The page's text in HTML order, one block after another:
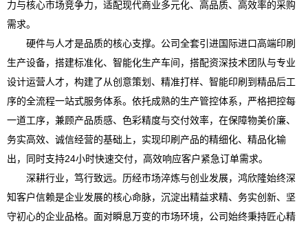
力与核心市场竞争力，适配现代商业多元化、高品质、高效率的采购
需求。
硬件与人才是品质的核心支撑。公司全套引进国际进口高端印刷
生产设备，搭建标准化、智能化生产车间，搭配资深技术团队与专业
设计运营人才，构建了从创意策划、精准打样、智能印刷到精品后工
序的全流程一站式服务体系。依托成熟的生产管控体系，严格把控每
一道工序，兼顾产品质感、色彩精度与交付效率，在保障物美价廉、
务实高效、诚信经营的基础上，实现印刷产品的精细化、精品化输
出，同时支持24小时快速交付，高效响应客户紧急订单需求。
深耕行业，笃行致远。历经市场淬炼与创业发展，鸿欣隆始终深
知客户信赖是企业发展的核心命脉，沉淀出精益求精、务实创新、坚
守初心的企业品格。面对瞬息万变的市场环境，公司始终秉持匠心精